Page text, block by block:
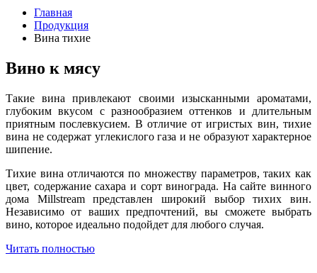
Главная
Продукция
Вина тихие
Вино к мясу
Такие вина привлекают своими изысканными ароматами,
глубоким вкусом с разнообразием оттенков и длительным
приятным послевкусием. В отличие от игристых вин, тихие
вина не содержат углекислого газа и не образуют характерное
шипение.
Тихие вина отличаются по множеству параметров, таких как
цвет, содержание сахара и сорт винограда. На сайте винного
дома Millstream представлен широкий выбор тихих вин.
Независимо от ваших предпочтений, вы сможете выбрать
вино, которое идеально подойдет для любого случая.
Читать полностью